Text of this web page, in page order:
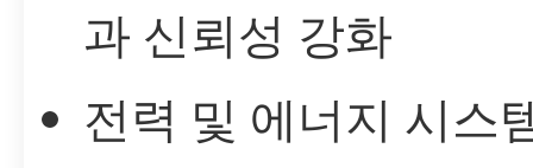
과 신뢰성 강화
전력 및 에너지 시스